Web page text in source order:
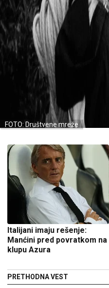
FOTO: Društvene mreže
Italijani imaju rešenje:
Manćini pred povratkom na
klupu Azura
PRETHODNA VEST